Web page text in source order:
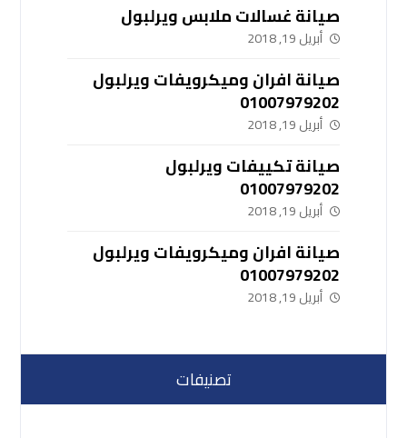
صيانة غسالات ملابس ويرلبول
أبريل 19, 2018
صيانة افران وميكرويفات ويرلبول
01007979202
أبريل 19, 2018
صيانة تكييفات ويرلبول
01007979202
أبريل 19, 2018
صيانة افران وميكرويفات ويرلبول
01007979202
أبريل 19, 2018
تصنيفات